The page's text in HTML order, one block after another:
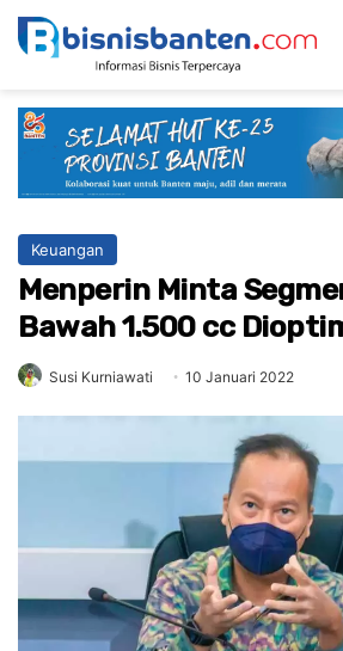
Keuangan
Menperin Minta
Bawah 1.500 cc
Susi Kurniawati 10 Januari 2022